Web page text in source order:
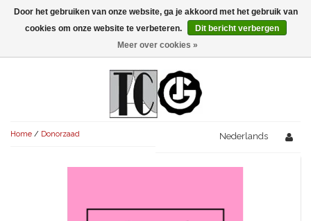
Menu
AVONDVULLEND (+75')
KORT (-30')
AVONDVULLEND (+75')
AVONDVULLEND (+75')
SPEKTAKELSTUKKEN
Home / Donorzaad Nederlands
Door het gebruiken van onze website, ga je akkoord met het gebruik van
cookies om onze website te verbeteren.
Dit bericht verbergen
Meer over cookies »